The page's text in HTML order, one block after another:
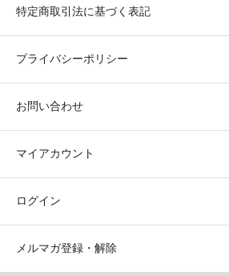
特定商取引法に基づく表記
プライバシーポリシー
お問い合わせ
マイアカウント
ログイン
メルマガ登録・解除